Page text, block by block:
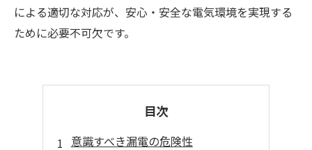
による適切な対応が、安心・安全な電気環境を実現する
ために必要不可欠です。
目次
意識すべき漏電の危険性